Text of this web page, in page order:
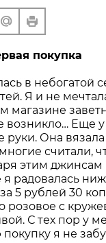
покупка
в небогатой
Я и не
магазине
возникло… Еще
руки. Она
многие считали,
этим
радовалась
5 рублей 30
розовое с
С тех пор у
я не